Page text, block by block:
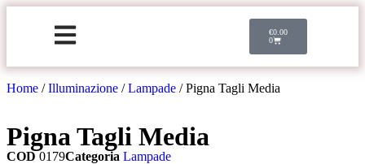
€0.00
0
Home /Illuminazione /Lampade / Pigna Tagli Media
Pigna Tagli Media
COD 0179Categoria Lampade